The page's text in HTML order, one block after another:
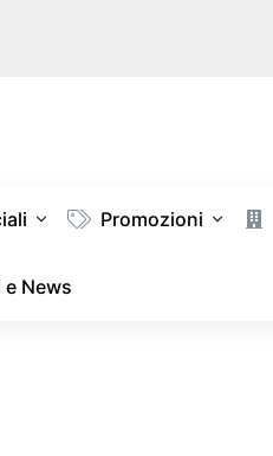
Promozioni
e News